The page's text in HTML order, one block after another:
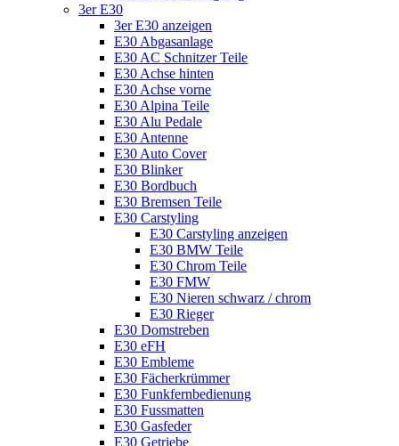
3er E30
3er E30 anzeigen
E30 Abgasanlage
E30 AC Schnitzer Teile
E30 Achse hinten
E30 Achse vorne
E30 Alpina Teile
E30 Alu Pedale
E30 Antenne
E30 Auto Cover
E30 Blinker
E30 Bordbuch
E30 Bremsen Teile
E30 Carstyling
E30 Carstyling anzeigen
E30 BMW Teile
E30 Chrom Teile
E30 FMW
E30 Nieren schwarz / chrom
E30 Rieger
E30 Domstreben
E30 eFH
E30 Embleme
E30 Fächerkrümmer
E30 Funkfernbedienung
E30 Fussmatten
E30 Gasfeder
E30 Getriebe